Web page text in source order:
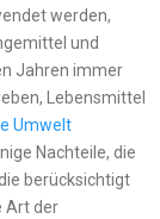
werden,
und
Jahren immer
Lebensmittel
Umwelt
Nachteile, die
berücksichtigt
Art der